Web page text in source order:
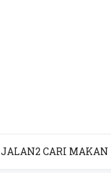
JALAN2 CARI MAKAN